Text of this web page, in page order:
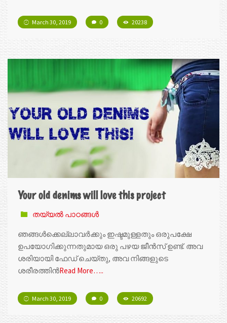
March 30, 2019 0 20238
Your old denims will love this project
തയ്യൽ പാഠങ്ങൾ
ഞങ്ങൾ‌ക്കെല്ലാവർക്കും ഇഷ്ടമുള്ളതും ഒരുപക്ഷേ
ഉപയോഗിക്കുന്നതുമായ ഒരു പഴയ ജീൻ‌സ് ഉണ്ട്. അവ
ശരിയായി ഫേഡ് ചെയ്തു, അവ നിങ്ങളുടെ
ശരീരത്തിന്‍Read More…..
March 30, 2019 0 20692